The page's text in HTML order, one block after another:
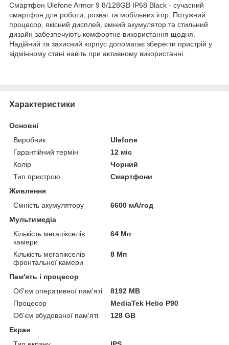
Смартфон Ulefone Armor 9 8/128GB IP68 Black - сучасний
смартфон для роботи, розваг та мобільних ігор. Потужний
процесор, якісний дисплей, ємний акумулятор та стильний
дизайн забезпечують комфортне використання щодня.
Надійний та захисний корпус допомагає зберегти пристрій у
відмінному стані навіть при активному використанні.
Характеристики
Основні
Виробник
Ulefone
Гарантійний термін
12 міс
Колір
Чорний
Тип пристрою
Смартфони
Живлення
Ємність акумулятору
6600 мА/год
Мультимедіа
Кількість мегапікселів
камери
64 Мп
Кількість мегапікселів
фронтальної камери
8 Мп
Пам'ять і процесор
Об'єм оперативної пам'яті
8192 MB
Процесор
MediaTek Helio P90
Об'єм вбудованої пам'яті
128 GB
Екран